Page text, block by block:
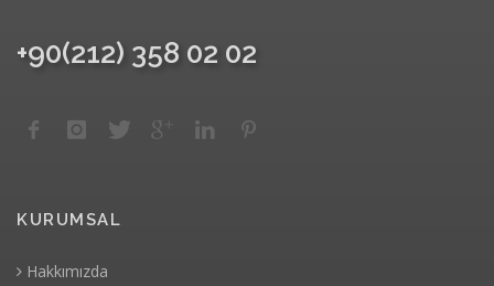
+90(212) 358 02 02
KURUMSAL
Hakkımızda